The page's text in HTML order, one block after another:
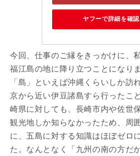
ヤフーで詳細を確認
今回、仕事のご縁をきっかけに、
福江島の地に降り立つことになり
「島」といえば沖縄くらいしか訪
京から近い伊豆諸島すら行ったこ
崎県に対しても、長崎市内や佐世
観光地しか知らなかったため、周
に、五島に対する知識はほぼゼロ
た。なんとなく「九州の南の方だ